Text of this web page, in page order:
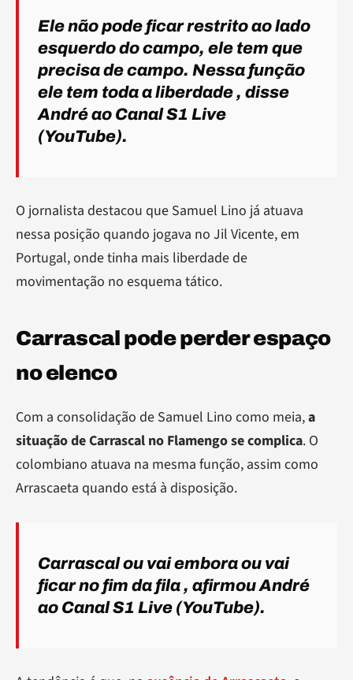
Ele não pode ficar restrito ao lado
esquerdo do campo, ele tem que
precisa de campo. Nessa função
ele tem toda a liberdade, disse
André ao Canal S1 Live
(YouTube).
O jornalista destacou que Samuel Lino já atuava
nessa posição quando jogava no Jil Vicente, em
Portugal, onde tinha mais liberdade de
movimentação no esquema tático.
Carrascal pode perder espaço
no elenco
Com a consolidação de Samuel Lino como meia,a
situação de Carrascal no Flamengo se complica. O
colombiano atuava na mesma função, assim como
Arrascaeta quando está à disposição.
Carrascal ou vai embora ou vai
ficar no fim da fila, afirmou André
ao Canal S1 Live (YouTube).